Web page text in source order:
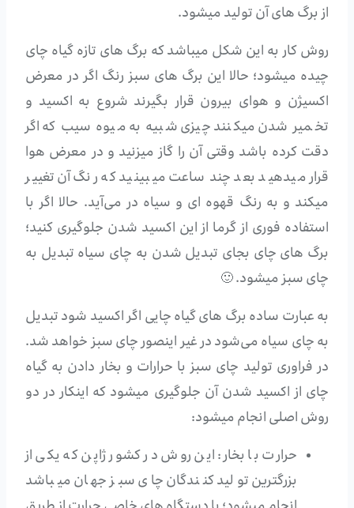
از برگ های آن تولید میشود.
روش کار به این شکل میباشد که برگ های تازه گیاه چای
چیده میشود؛ حالا این برگ های سبز رنگ اگر در معرض
اکسیژن و هوای بیرون قرار بگیرند شروع به اکسید و
تخمیر شدن میکنند چیزی شبیه به میوه سیب که اگر
دقت کرده باشد وقتی آن را گاز میزنید و در معرض هوا
قرار میدهید بعد چند ساعت میبینید که رنگ آن تغییر
میکند و به رنگ قهوه ای و سیاه در می‌آید. حالا اگر با
استفاده فوری از گرما از این اکسید شدن جلوگیری کنید؛
برگ های چای بجای تبدیل شدن به چای سیاه تبدیل به
چای سبز میشود. 🙂
به عبارت ساده برگ های گیاه چایی اگر اکسید شود تبدیل
به چای سیاه می‌شود در غیر اینصور چای سبز خواهد شد.
در فراوری تولید چای سبز با حرارات و بخار دادن به گیاه
چای از اکسید شدن آن جلوگیری میشود که اینکار در دو
روش اصلی انجام میشود:
حرارت با بخار: این روش در کشور ژاپن که یکی از
بزرگترین تولید کنندگان چای سبز جهان میباشد